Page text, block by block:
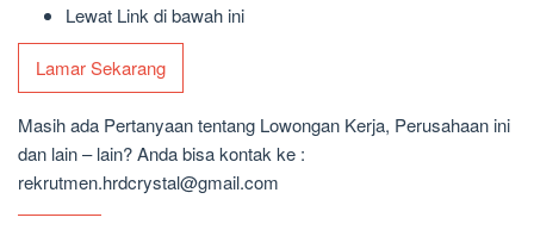
Lewat Link di bawah ini
Lamar Sekarang
Masih ada Pertanyaan tentang Lowongan Kerja, Perusahaan ini
dan lain – lain? Anda bisa kontak ke :
rekrutmen.hrdcrystal@gmail.com